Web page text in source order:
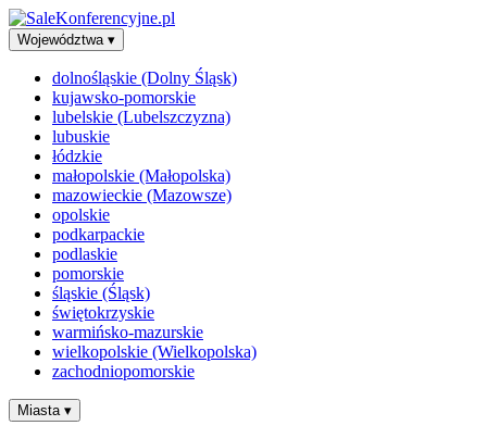
Województwa ▾
dolnośląskie (Dolny Śląsk)
kujawsko-pomorskie
lubelskie (Lubelszczyzna)
lubuskie
łódzkie
małopolskie (Małopolska)
mazowieckie (Mazowsze)
opolskie
podkarpackie
podlaskie
pomorskie
śląskie (Śląsk)
świętokrzyskie
warmińsko-mazurskie
wielkopolskie (Wielkopolska)
zachodniopomorskie
Miasta ▾